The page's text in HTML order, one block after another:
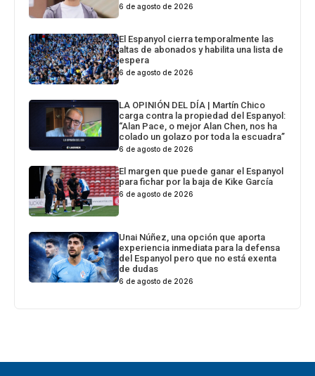
6 de agosto de 2026
El Espanyol cierra temporalmente las
altas de abonados y habilita una lista de
espera
6 de agosto de 2026
LA OPINIÓN DEL DÍA | Martín Chico
carga contra la propiedad del Espanyol:
“Alan Pace, o mejor Alan Chen, nos ha
colado un golazo por toda la escuadra”
6 de agosto de 2026
El margen que puede ganar el Espanyol
para fichar por la baja de Kike García
6 de agosto de 2026
Unai Núñez, una opción que aporta
experiencia inmediata para la defensa
del Espanyol pero que no está exenta
de dudas
6 de agosto de 2026